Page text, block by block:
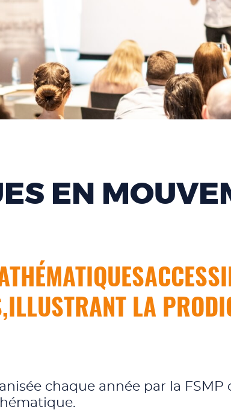
EN
LA
chaque année par la